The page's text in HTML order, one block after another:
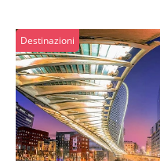
Destinazioni